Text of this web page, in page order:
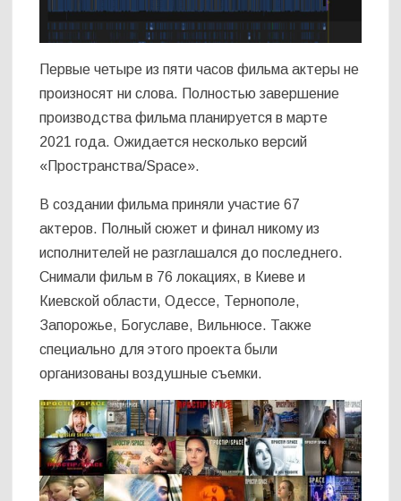
Первые четыре из пяти часов фильма актеры не
произносят ни слова. Полностью завершение
производства фильма планируется в марте
2021 года. Ожидается несколько версий
«Пространства/Space».
В создании фильма приняли участие 67
актеров. Полный сюжет и финал никому из
исполнителей не разглашался до последнего.
Снимали фильм в 76 локациях, в Киеве и
Киевской области, Одессе, Тернополе,
Запорожье, Богуславе, Вильнюсе. Также
специально для этого проекта были
организованы воздушные съемки.